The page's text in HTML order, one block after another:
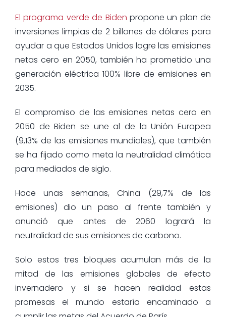
El programa verde de Biden propone un plan de
inversiones limpias de 2 billones de dólares para
ayudar a que Estados Unidos logre las emisiones
netas cero en 2050, también ha prometido una
generación eléctrica 100% libre de emisiones en
2035.
El compromiso de las emisiones netas cero en
2050 de Biden se une al de la Unión Europea
(9,13% de las emisiones mundiales), que también
se ha fijado como meta la neutralidad climática
para mediados de siglo.
Hace unas semanas, China (29,7% de las
emisiones) dio un paso al frente también y
anunció que antes de 2060 logrará la
neutralidad de sus emisiones de carbono.
Solo estos tres bloques acumulan más de la
mitad de las emisiones globales de efecto
invernadero y si se hacen realidad estas
promesas el mundo estaría encaminado a